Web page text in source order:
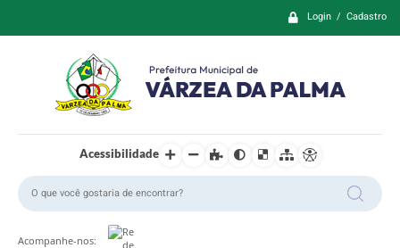
Login / Cadastro
Acessibilidade
Acompanhe-nos: